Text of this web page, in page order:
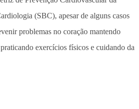
(SBC), apesar de alguns casos
problemas no coração mantendo
exercícios físicos e cuidando da